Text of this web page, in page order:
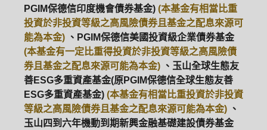
PGIM保德信印度機會債券基金) (本基金有相當比重
投資於非投資等級之高風險債券且基金之配息來源可
能為本金) 、PGIM保德信美國投資級企業債券基金
(本基金有一定比重得投資於非投資等級之高風險債
券且基金之配息來源可能為本金) 、玉山全球生態友
善ESG多重資產基金(原PGIM保德信全球生態友善
ESG多重資產基金) (本基金有相當比重投資於非投資
等級之高風險債券且基金之配息來源可能為本金) 、
玉山四到六年機動到期新興金融基礎建設債券基金